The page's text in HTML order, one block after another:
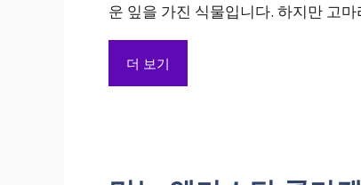
운 잎을 가진 식물입니다. 하지만 고마
더 보기